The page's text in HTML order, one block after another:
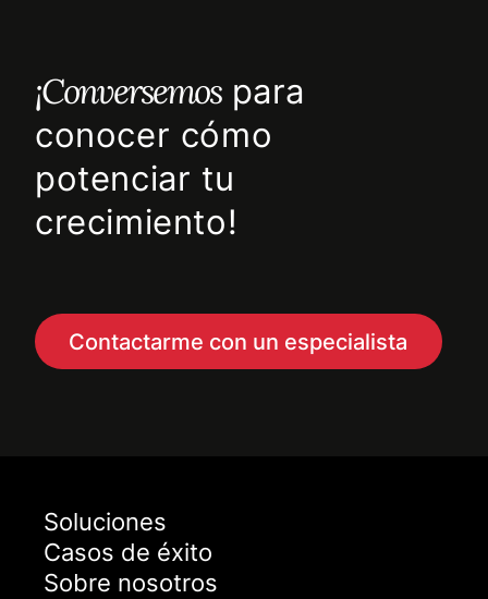
¡Conversemospara
conocer cómo
potenciar tu
crecimiento!
Contactarme con un especialista
Soluciones
Casos de éxito
Sobre nosotros